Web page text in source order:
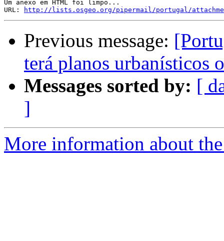
Um anexo em HTML foi limpo...
URL:
http://lists.osgeo.org/pipermail/portugal/
Previous message:
terá planos urbanísticos
Messages sorted by: [
]
More information about